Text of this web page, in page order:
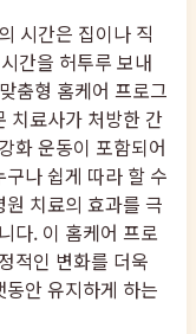
시간은 집이나 직
간을 허투루 보내
춤형 홈케어 프로그
치료사가 처방한 간
화 운동이 포함되어
나 쉽게 따라 할 수
치료의 효과를 극
다. 이 홈케어 프로
적인 변화를 더욱
안 유지하게 하는